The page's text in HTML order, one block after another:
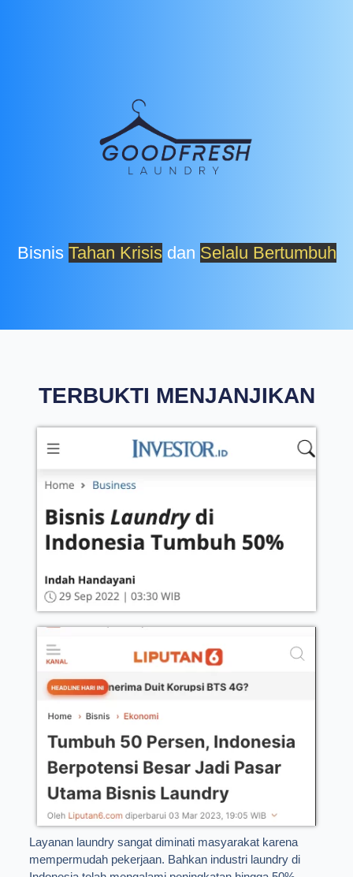
Bisnis Tahan Krisisdan Selalu Bertumbuh
TERBUKTI MENJANJIKAN
Layanan laundry sangat diminati masyarakat karena
mempermudah pekerjaan. Bahkan industri laundry di